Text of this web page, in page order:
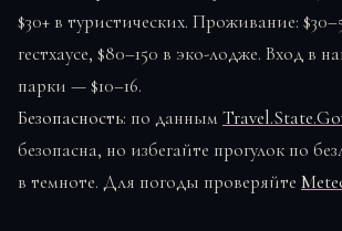
$30+ в туристических. Проживание:
гестхаусе, $80–150 в эко-лодже. Вход в
парки — $10–16.
Безопасность: по данным
безопасна, но избегайте прогулок по
в темноте. Для погоды проверяйте